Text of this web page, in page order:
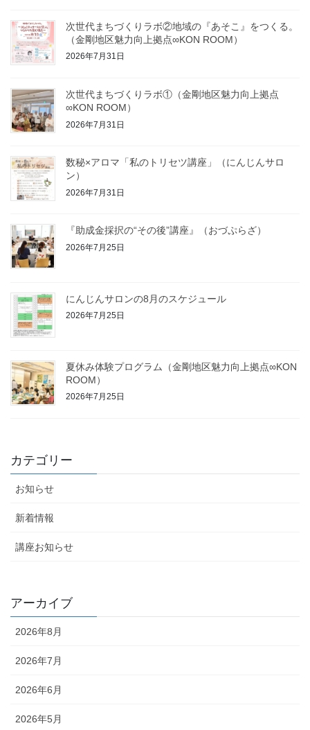
次世代まちづくりラボ②地域の『あそこ』をつくる。
（金剛地区魅力向上拠点∞KON ROOM）
2026年7月31日
次世代まちづくりラボ①（金剛地区魅力向上拠点
∞KON ROOM）
2026年7月31日
数秘×アロマ「私のトリセツ講座」（にんじんサロ
ン）
2026年7月31日
『助成金採択の“その後”講座』（おづぷらざ）
2026年7月25日
にんじんサロンの8月のスケジュール
2026年7月25日
夏休み体験プログラム（金剛地区魅力向上拠点∞KON
ROOM）
2026年7月25日
カテゴリー
お知らせ
新着情報
講座お知らせ
アーカイブ
2026年8月
2026年7月
2026年6月
2026年5月